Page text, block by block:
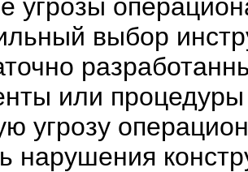
угрозы
выбор
или
угрозу
нарушения